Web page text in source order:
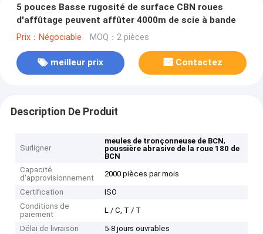
5 pouces Basse rugosité de surface CBN roues
d'affûtage peuvent affûter 4000m de scie à bande
Prix：Négociable MOQ：2 pièces
meilleur prix Contactez
Description De Produit
Surligner
meules de tronçonneuse de BCN,
poussière abrasive de la roue 180 de
BCN
Capacité
d'approvisionnement
2000 pièces par mois
Certification
ISO
Conditions de
paiement
L / C, T / T
Délai de livraison
5-8 jours ouvrables